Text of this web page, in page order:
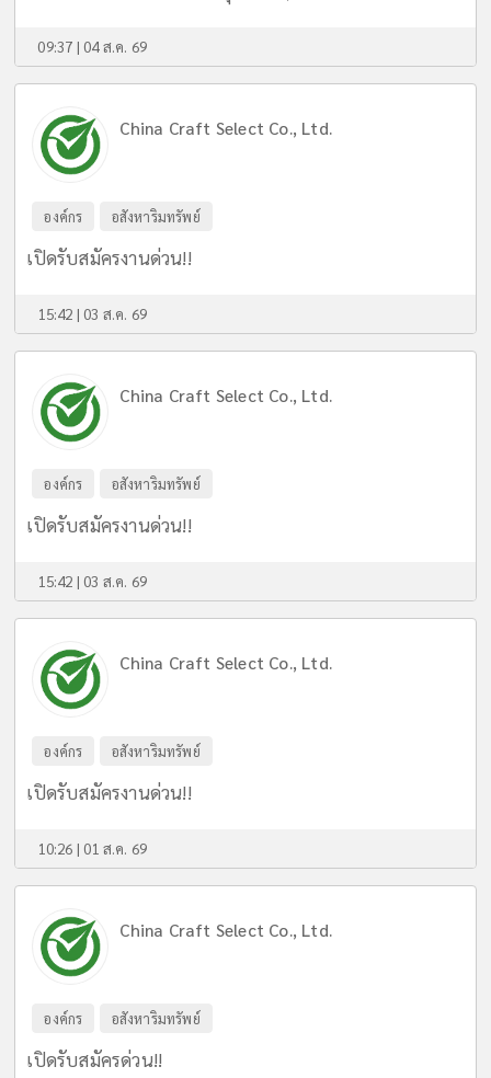
09:37 | 04 ส.ค. 69
China Craft Select Co., Ltd.
องค์กร อสังหาริมทรัพย์
เปิดรับสมัครงานด่วน!!
15:42 | 03 ส.ค. 69
China Craft Select Co., Ltd.
องค์กร อสังหาริมทรัพย์
เปิดรับสมัครงานด่วน!!
15:42 | 03 ส.ค. 69
China Craft Select Co., Ltd.
องค์กร อสังหาริมทรัพย์
เปิดรับสมัครงานด่วน!!
10:26 | 01 ส.ค. 69
China Craft Select Co., Ltd.
องค์กร อสังหาริมทรัพย์
เปิดรับสมัครด่วน!!